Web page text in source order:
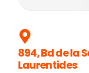
894, Bd de la
Laurentides